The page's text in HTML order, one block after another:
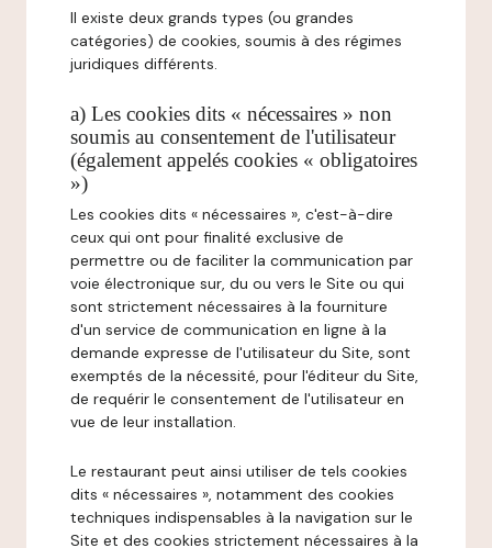
Il existe deux grands types (ou grandes
catégories) de cookies, soumis à des régimes
juridiques différents.
a) Les cookies dits « nécessaires » non
soumis au consentement de l'utilisateur
(également appelés cookies « obligatoires
»)
Les cookies dits « nécessaires », c'est-à-dire
ceux qui ont pour finalité exclusive de
permettre ou de faciliter la communication par
voie électronique sur, du ou vers le Site ou qui
sont strictement nécessaires à la fourniture
d'un service de communication en ligne à la
demande expresse de l'utilisateur du Site, sont
exemptés de la nécessité, pour l'éditeur du Site,
de requérir le consentement de l'utilisateur en
vue de leur installation.
Le restaurant peut ainsi utiliser de tels cookies
dits « nécessaires », notamment des cookies
techniques indispensables à la navigation sur le
Site et des cookies strictement nécessaires à la